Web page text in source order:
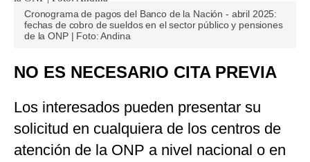
Cronograma de pagos del Banco de la Nación - abril 2025:
fechas de cobro de sueldos en el sector público y pensiones
de la ONP | Foto: Andina
NO ES NECESARIO CITA PREVIA
Los interesados pueden presentar su
solicitud en cualquiera de los centros de
atención de la ONP a nivel nacional o en